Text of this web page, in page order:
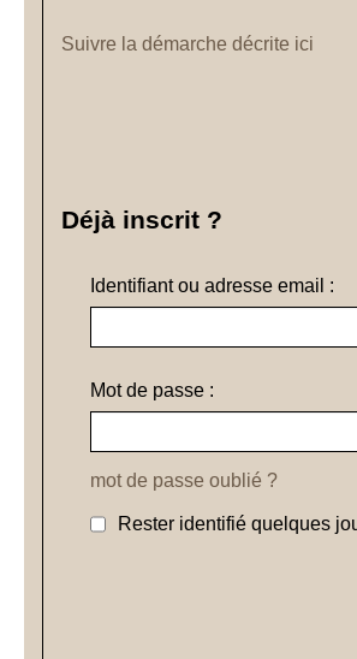
Suivre la démarche décrite ici
Déjà inscrit ?
Identifiant ou adresse email :
Mot de passe :
mot de passe oublié ?
Rester identifié quelques